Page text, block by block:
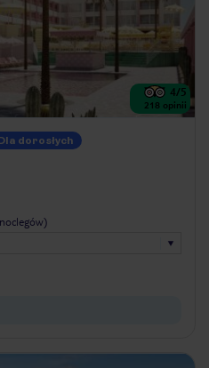
4/5
218 opinii
dorosłych